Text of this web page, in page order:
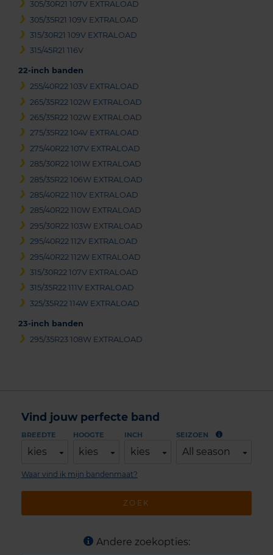
305/30R21 107V EXTRALOAD
305/35R21 109V EXTRALOAD
315/30R21 109V EXTRALOAD
315/45R21 116V
22-inch banden
255/40R22 103V EXTRALOAD
265/35R22 102W EXTRALOAD
265/35R22 102W EXTRALOAD
275/35R22 104V EXTRALOAD
275/40R22 107V EXTRALOAD
285/30R22 101W EXTRALOAD
285/35R22 106W EXTRALOAD
285/40R22 110V EXTRALOAD
285/40R22 110W EXTRALOAD
295/30R22 103W EXTRALOAD
295/40R22 112V EXTRALOAD
295/40R22 112W EXTRALOAD
315/30R22 107V EXTRALOAD
315/35R22 111V EXTRALOAD
325/35R22 114W EXTRALOAD
23-inch banden
295/35R23 108W EXTRALOAD
Vind jouw perfecte band
BREEDTE
kies
HOOGTE
kies
INCH
kies
SEIZOEN
All season
ZOEK
Waar vind ik mijn bandenmaat?
Andere zoekopties: